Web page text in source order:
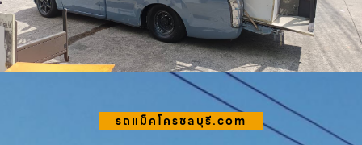
รถแม็คโครชลบุรี.com